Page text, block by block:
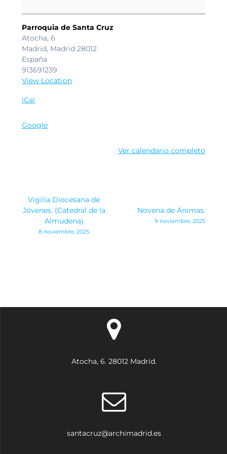
Diocesana.
Parroquia de Santa Cruz
Atocha, 6
Madrid, Madrid 28012
España
913691239
View Location
iCal
Google
Ver calendario completo
Navegación
de
entradas
Vigilia Diocesana de
Jóvenes. (Catedral de la
Almudena)
8 noviembre, 2025
Novena de Ánimas.
9 noviembre, 2025
Atocha, 6. 28012 Madrid.
santacruz@archimadrid.es